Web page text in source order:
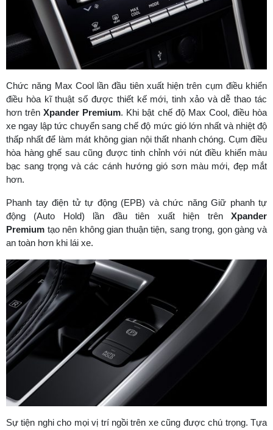
Chức năng Max Cool lần đầu tiên xuất hiện trên cụm điều khiển
điều hòa kĩ thuật số được thiết kế mới, tinh xảo và dễ thao tác
hơn trênXpander Premium. Khi bật chế độ Max Cool, điều hòa
xe ngay lập tức chuyển sang chế độ mức gió lớn nhất và nhiệt độ
thấp nhất để làm mát không gian nội thất nhanh chóng. Cụm điều
hòa hàng ghế sau cũng được tinh chỉnh với nút điều khiển màu
bạc sang trọng và các cánh hướng gió sơn màu mới, đẹp mắt
hơn.
Phanh tay điện tử tự động (EPB) và chức năng Giữ phanh tự
động (Auto Hold) lần đầu tiên xuất hiện trên Xpander
Premium tạo nên không gian thuận tiện, sang trọng, gọn gàng và
an toàn hơn khi lái xe.
Sự tiện nghi cho mọi vị trí ngồi trên xe cũng được chú trọng. Tựa